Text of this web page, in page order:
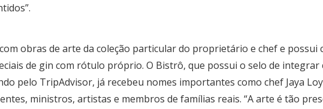
obras de arte da coleção particular do proprietário e chef e possui
de gin com rótulo próprio. O Bistrô, que possui o selo de integrar
pelo TripAdvisor, já recebeu nomes importantes como chef Jaya
ministros, artistas e membros de famílias reais. “A arte é tão